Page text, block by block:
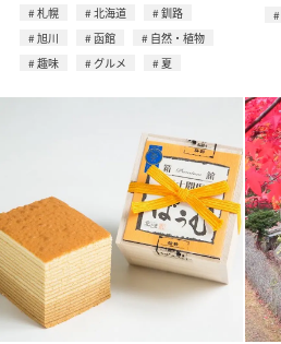
札幌 北海道
釧路
旭川
函館
自然・植物
趣味
グルメ 夏